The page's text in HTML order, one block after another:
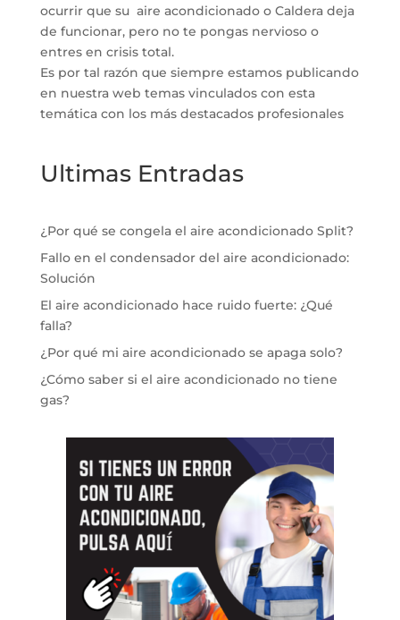
ocurrir que su aire acondicionado o Caldera deja
de funcionar, pero no te pongas nervioso o
entres en crisis total.
Es por tal razón que siempre estamos publicando
en nuestra web temas vinculados con esta
temática con los más destacados profesionales
Ultimas Entradas
¿Por qué se congela el aire acondicionado Split?
Fallo en el condensador del aire acondicionado:
Solución
El aire acondicionado hace ruido fuerte: ¿Qué
falla?
¿Por qué mi aire acondicionado se apaga solo?
¿Cómo saber si el aire acondicionado no tiene
gas?